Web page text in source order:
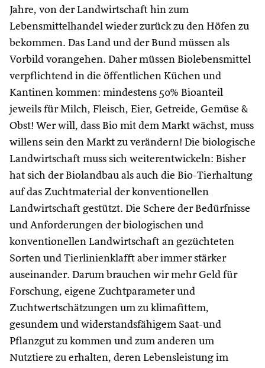
Jahre, von der Landwirtschaft hin zum
Lebensmittelhandel wieder zurück zu den Höfen zu
bekommen. Das Land und der Bund müssen als
Vorbild vorangehen. Daher müssen Biolebensmittel
verpflichtend in die öffentlichen Küchen und
Kantinen kommen: mindestens 50% Bioanteil
jeweils für Milch, Fleisch, Eier, Getreide, Gemüse &
Obst! Wer will, dass Bio mit dem Markt wächst, muss
willens sein den Markt zu verändern! Die biologische
Landwirtschaft muss sich weiterentwickeln: Bisher
hat sich der Biolandbau als auch die Bio-Tierhaltung
auf das Zuchtmaterial der konventionellen
Landwirtschaft gestützt. Die Schere der Bedürfnisse
und Anforderungen der biologischen und
konventionellen Landwirtschaft an gezüchteten
Sorten und Tierlinienklafft aber immer stärker
auseinander. Darum brauchen wir mehr Geld für
Forschung, eigene Zuchtparameter und
Zuchtwertschätzungen um zu klimafittem,
gesundem und widerstandsfähigem Saat-und
Pflanzgut zu kommen und zum anderen um
Nutztiere zu erhalten, deren Lebensleistung im